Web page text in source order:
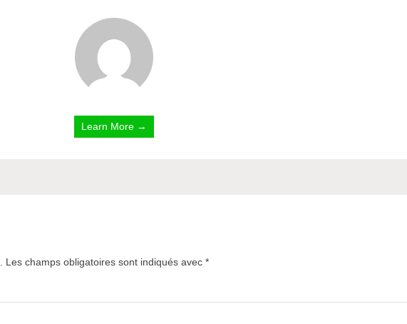
Learn More →
Les champs obligatoires sont indiqués avec*